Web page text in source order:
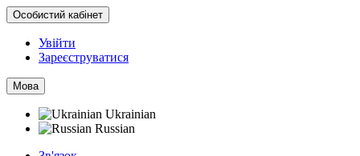
Особистий кабінет
Увійти
Зареєструватися
Мова
Ukrainian
Russian